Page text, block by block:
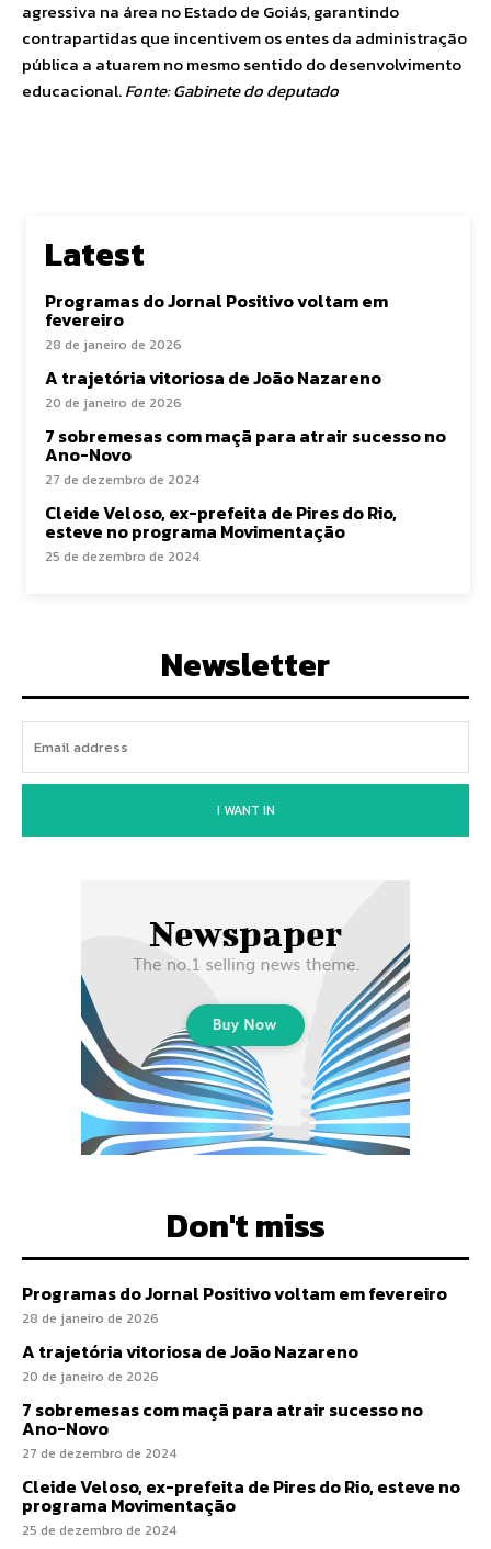
agressiva na área no Estado de Goiás, garantindo
contrapartidas que incentivem os entes da administração
pública a atuarem no mesmo sentido do desenvolvimento
educacional.Fonte: Gabinete do deputado
Latest
Programas do Jornal Positivo voltam em
fevereiro
28 de janeiro de 2026
A trajetória vitoriosa de João Nazareno
20 de janeiro de 2026
7 sobremesas com maçã para atrair sucesso no
Ano-Novo
27 de dezembro de 2024
Cleide Veloso, ex-prefeita de Pires do Rio,
esteve no programa Movimentação
25 de dezembro de 2024
Newsletter
I WANT IN
Don't miss
Programas do Jornal Positivo voltam em fevereiro
28 de janeiro de 2026
A trajetória vitoriosa de João Nazareno
20 de janeiro de 2026
7 sobremesas com maçã para atrair sucesso no
Ano-Novo
27 de dezembro de 2024
Cleide Veloso, ex-prefeita de Pires do Rio, esteve no
programa Movimentação
25 de dezembro de 2024